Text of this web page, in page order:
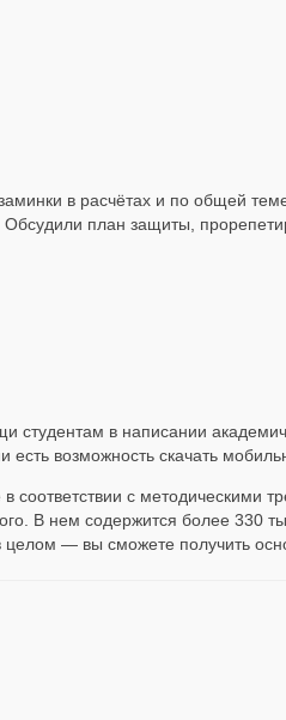
в расчётах и по общей
план защиты,
в написании
возможность скачать
с методическими
В нем содержится более 330
— вы сможете получить